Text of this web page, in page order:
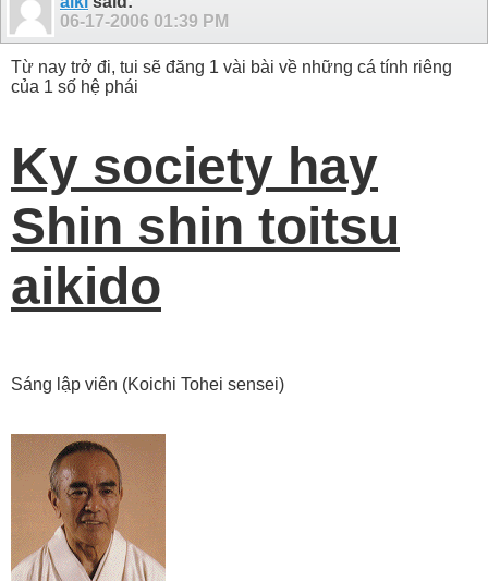
06-17-2006 01:39 PM
Từ nay trở đi, tui sẽ đăng 1 vài bài về những cá tính riêng
của 1 số hệ phái
Ky society hay
Shin shin toitsu
aikido
Sáng lập viên (Koichi Tohei sensei)